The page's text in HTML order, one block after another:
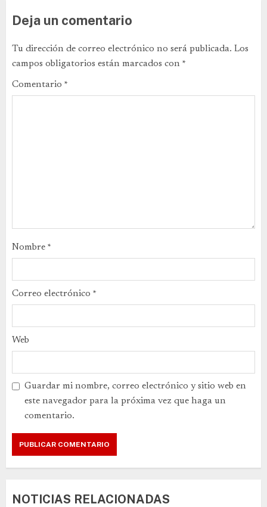
Deja un comentario
Tu dirección de correo electrónico no será publicada. Los
campos obligatorios están marcados con *
Comentario *
Nombre *
Correo electrónico *
Web
Guardar mi nombre, correo electrónico y sitio web en
este navegador para la próxima vez que haga un
comentario.
NOTICIAS RELACIONADAS